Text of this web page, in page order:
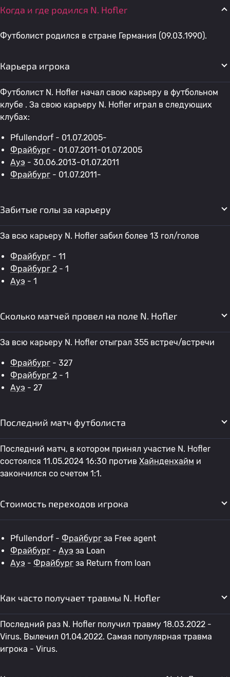
Когда и где родился N. Hofler
Футболист родился в стране Германия (09.03.1990).
Карьера игрока
Футболист N. Hofler начал свою карьеру в футбольном
клубе . За свою карьеру N. Hofler играл в следующих
клубах:
Pfullendorf - 01.07.2005-
Фрайбург - 01.07.2011-01.07.2005
Ауэ - 30.06.2013-01.07.2011
Фрайбург - 01.07.2011-
Забитые голы за карьеру
За всю карьеру N. Hofler забил более 13 гол/голов
Фрайбург - 11
Фрайбург 2 - 1
Ауэ - 1
Сколько матчей провел на поле N. Hofler
За всю карьеру N. Hofler отыграл 355 встреч/встречи
Фрайбург - 327
Фрайбург 2 - 1
Ауэ - 27
Последний матч футболиста
Последний матч, в котором принял участие N. Hofler
состоялся 11.05.2024 16:30 против Хайнденхайм и
закончился со счетом 1:1.
Стоимость переходов игрока
Pfullendorf - Фрайбург за Free agent
Фрайбург - Ауэ за Loan
Ауэ - Фрайбург за Return from loan
Как часто получает травмы N. Hofler
Последний раз N. Hofler получил травму 18.03.2022 -
Virus. Вылечил 01.04.2022. Самая популярная травма
игрока - Virus.